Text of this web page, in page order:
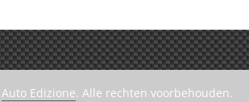
Auto Edizione. Alle rechten voorbehouden.